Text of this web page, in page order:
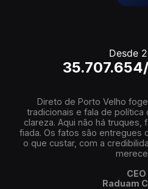
Desde
Direto de Porto Velho
tradicionais e fala de
clareza. Aqui não há
fiada. Os fatos são entregues
o que custar, com a
CEO
Raduam